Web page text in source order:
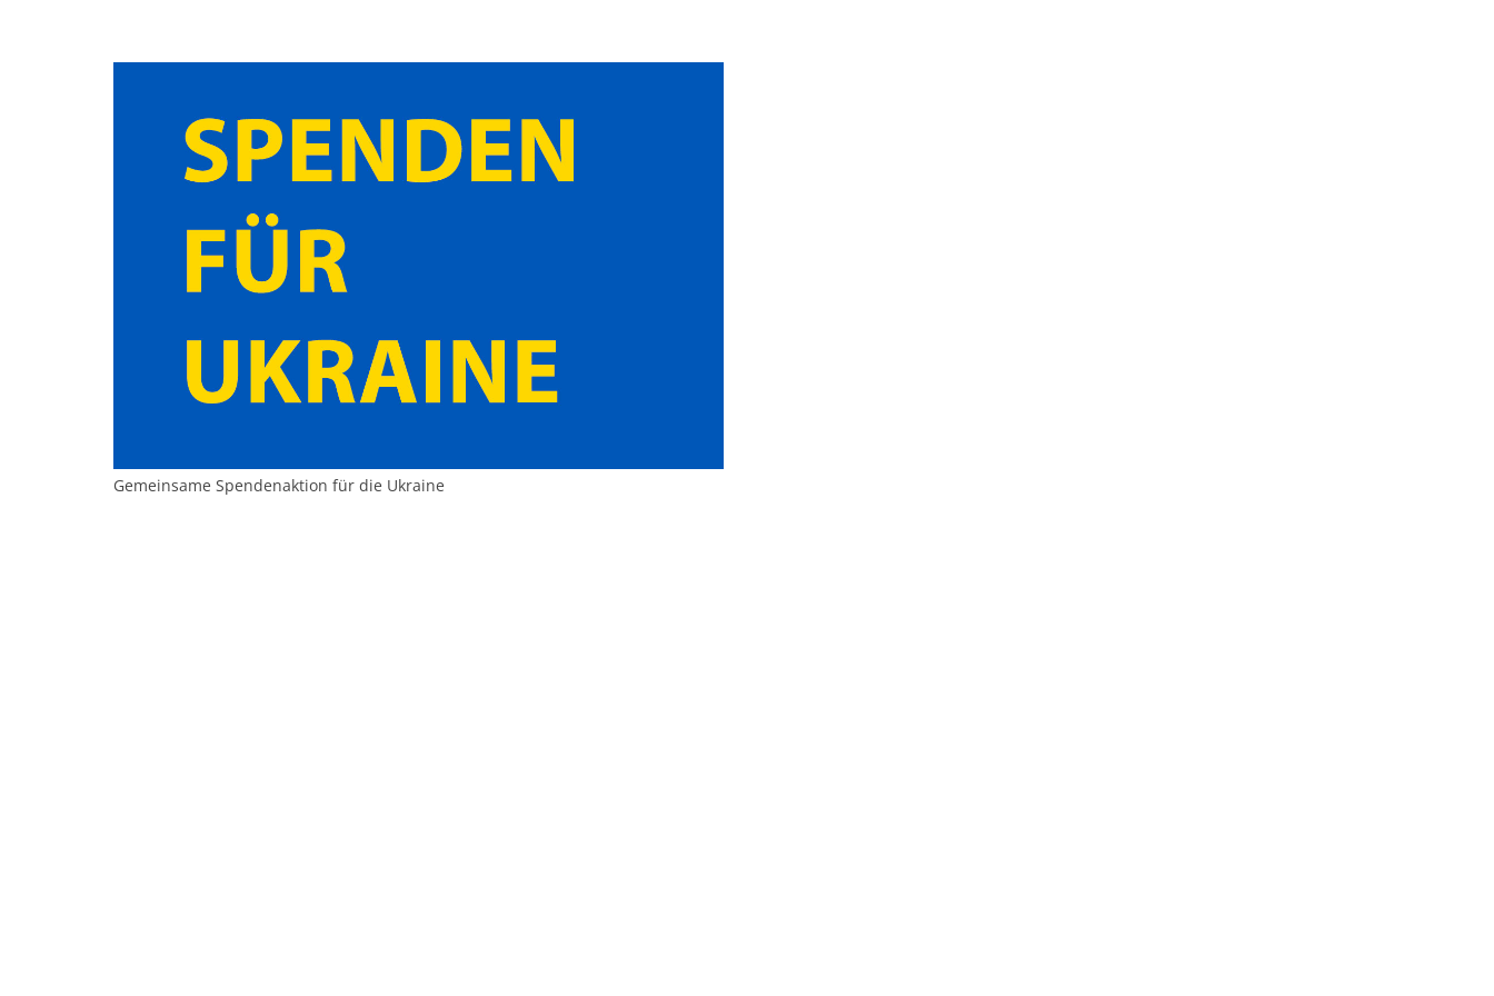
Gemeinsame Spendenaktion für die Ukraine